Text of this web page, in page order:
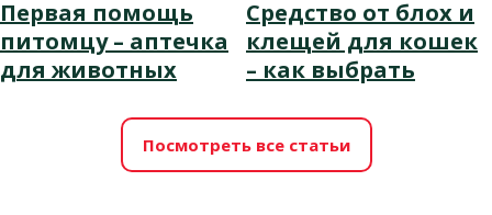
Первая помощь
питомцу – аптечка
для животных
Средство от блох и
клещей для кошек
– как выбрать
Посмотреть все статьи